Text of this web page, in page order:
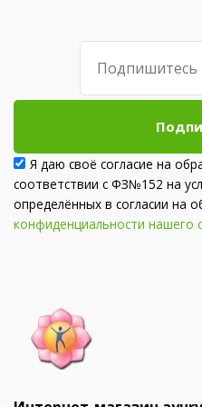
Я даю своё согласие на
соответствии с ФЗ№152 на
определённых в согласии на
конфиденциальности нашего